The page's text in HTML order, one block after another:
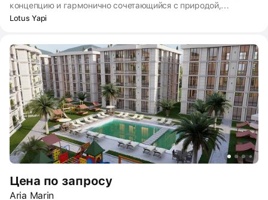
концепцию и гармонично сочетающийся с природой,
переосмысливает городскую жизнь, отражая современные
резиденциях на берегу моря.
Lotus Yapi
Цена по запросу
Aria Marin